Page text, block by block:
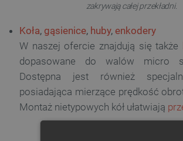
zakrywają całej przekładni.
Koła, gąsienice, huby, enkodery
W naszej ofercie znajdują się także
dopasowane do walów micro
Dostępna jest również
posiadająca mierzące prędkość
Montaż nietypowych kół ułatwiają